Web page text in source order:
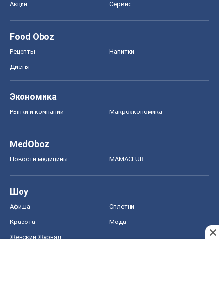
Акции Сервис
Food Oboz
Рецепты Напитки
Диеты
Экономика
Рынки и компании Mакроэкономика
MedOboz
Новости медицины MAMACLUB
Шоу
Афиша Сплетни
Красота Мода
Женский Журнал